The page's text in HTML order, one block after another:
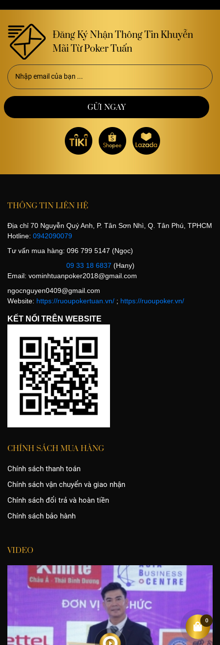
Đăng Ký Nhận Thông Tin Khuyễn
Mãi Từ Poker Tuấn
THÔNG TIN LIÊN HỆ
Địa chỉ 70 Nguyễn Quý Anh, P. Tân Sơn Nhì, Q. Tân Phú, TPHCM
Hotline: 0942090079
Tư vấn mua hàng: 096 799 5147 (Ngọc)
09 33 18 6837 (Hany)
Email: vominhtuanpoker2018@gmail.com
ngocnguyen0409@gmail.com
Website: https://ruoupokertuan.vn/ ; https://ruoupoker.vn/
KẾT NỐI TRÊN WEBSITE
CHÍNH SÁCH MUA HÀNG
Chính sách thanh toán
Chính sách vận chuyển và giao nhận
Chính sách đổi trả và hoàn tiền
Chính sách bảo hành
VIDEO
0